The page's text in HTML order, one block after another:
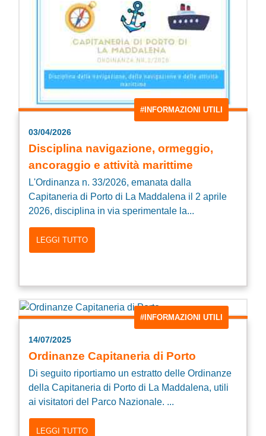
#INFORMAZIONI UTILI
03/04/2026
Disciplina navigazione, ormeggio,
ancoraggio e attività marittime
L'Ordinanza n. 33/2026, emanata dalla
Capitaneria di Porto di La Maddalena il 2 aprile
2026, disciplina in via sperimentale la...
LEGGI TUTTO
#INFORMAZIONI UTILI
14/07/2025
Ordinanze Capitaneria di Porto
Di seguito riportiamo un estratto delle Ordinanze
della Capitaneria di Porto di La Maddalena, utili
ai visitatori del Parco Nazionale. ...
LEGGI TUTTO